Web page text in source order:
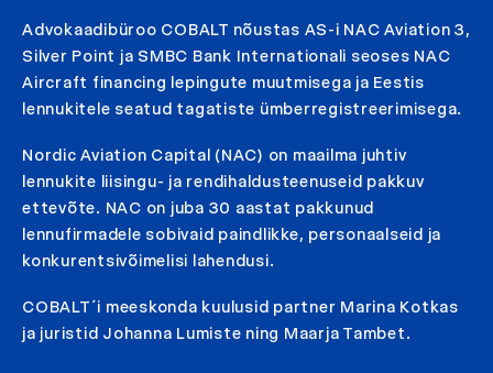
Advokaadibüroo COBALT nõustas AS-i NAC Aviation 3,
Silver Point ja SMBC Bank Internationali seoses NAC
Aircraft financing lepingute muutmisega ja Eestis
lennukitele seatud tagatiste ümberregistreerimisega.
Nordic Aviation Capital (NAC) on maailma juhtiv
lennukite liisingu- ja rendihaldusteenuseid pakkuv
ettevõte. NAC on juba 30 aastat pakkunud
lennufirmadele sobivaid paindlikke, personaalseid ja
konkurentsivõimelisi lahendusi.
COBALT´i meeskonda kuulusid partner Marina Kotkas
ja juristid Johanna Lumiste ning Maarja Tambet.